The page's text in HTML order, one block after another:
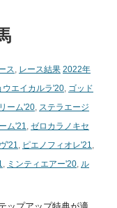
ス, レース結果 2022年
ウエイカルラ'20, ゴッド
ーム'20, ステラエージ
ム'21, ゼロカラノキセ
'21, ピエノフィオレ'21,
, ミンティエアー'20, ル